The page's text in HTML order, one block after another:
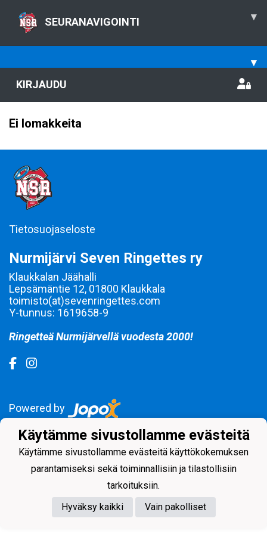
SEURANAVIGOINTI ▾
▾
KIRJAUDU
Ei lomakkeita
Tietosuojaseloste
Nurmijärvi Seven Ringettes ry
Klaukkalan Jäähalli
Lepsämäntie 12, 01800 Klaukkala
toimisto(at)sevenringettes.com
Y-tunnus: 1619658-9
Ringetteä Nurmijärvellä vuodesta 2000!
Powered by
Käytämme sivustollamme evästeitä
Käytämme sivustollamme evästeitä käyttökokemuksen
parantamiseksi sekä toiminnallisiin ja tilastollisiin
tarkoituksiin.
Hyväksy kaikki
Vain pakolliset